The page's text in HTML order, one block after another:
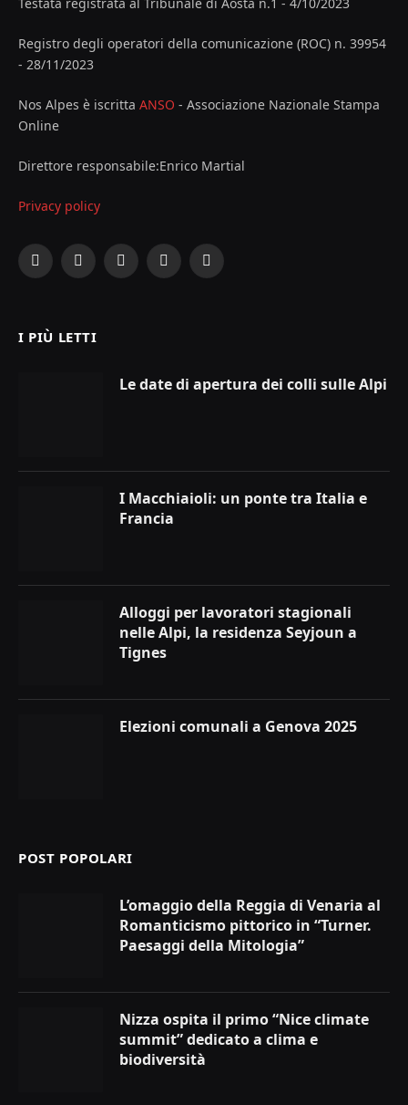
Registro degli operatori della comunicazione (ROC) n. 39954
- 28/11/2023
Nos Alpes è iscritta ANSO - Associazione Nazionale Stampa
Online
Direttore responsabile:Enrico Martial
Privacy policy
Facebook
X
InstagramYouTubeLinkedIn
I PIÙ LETTI
Le date di apertura dei colli sulle Alpi
I Macchiaioli: un ponte tra Italia e
Francia
Alloggi per lavoratori stagionali
nelle Alpi, la residenza Seyjoun a
Tignes
Elezioni comunali a Genova 2025
POST POPOLARI
L’omaggio della Reggia di Venaria al
Romanticismo pittorico in “Turner.
Paesaggi della Mitologia”
Nizza ospita il primo “Nice climate
summit” dedicato a clima e
biodiversità